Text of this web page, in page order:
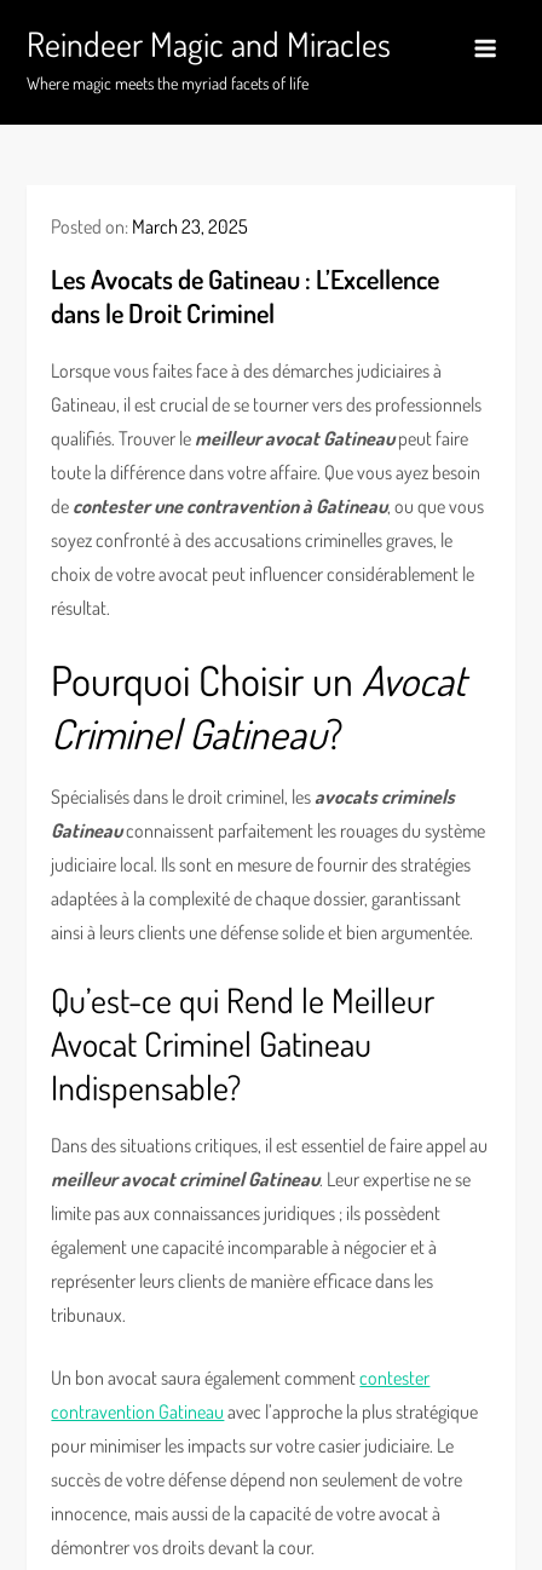
content
Reindeer Magic and Miracles
Where magic meets the myriad facets of life
Posted on: March 23, 2025
Les Avocats de Gatineau : L’Excellence
dans le Droit Criminel
Lorsque vous faites face à des démarches judiciaires à
Gatineau, il est crucial de se tourner vers des professionnels
qualifiés. Trouver le meilleur avocat Gatineaupeut faire
toute la différence dans votre affaire. Que vous ayez besoin
de contester une contravention à Gatineau, ou que vous
soyez confronté à des accusations criminelles graves, le
choix de votre avocat peut influencer considérablement le
résultat.
Pourquoi Choisir un Avocat
Criminel Gatineau?
Spécialisés dans le droit criminel, lesavocats criminels
Gatineauconnaissent parfaitement les rouages du système
judiciaire local. Ils sont en mesure de fournir des stratégies
adaptées à la complexité de chaque dossier, garantissant
ainsi à leurs clients une défense solide et bien argumentée.
Qu’est-ce qui Rend le Meilleur
Avocat Criminel Gatineau
Indispensable?
Dans des situations critiques, il est essentiel de faire appel au
meilleur avocat criminel Gatineau. Leur expertise ne se
limite pas aux connaissances juridiques ; ils possèdent
également une capacité incomparable à négocier et à
représenter leurs clients de manière efficace dans les
tribunaux.
Un bon avocat saura également commentcontester
contravention Gatineau avec l’approche la plus stratégique
pour minimiser les impacts sur votre casier judiciaire. Le
succès de votre défense dépend non seulement de votre
innocence, mais aussi de la capacité de votre avocat à
démontrer vos droits devant la cour.